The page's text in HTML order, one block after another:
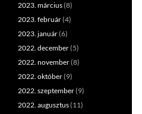
2023. március(8)
2023. február(4)
2023. január(6)
2022. december(5)
2022. november(8)
2022. október(9)
2022. szeptember(9)
2022. augusztus(11)